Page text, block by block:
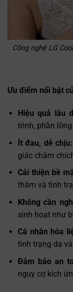
Công nghệ LG
Ưu điểm nổi bật
Hiệu quả lâu
trình, phần
Ít đau, dễ chịu:
giác châm
Cải thiện bề
thâm và tình
Không cần
sinh hoạt như
Cá nhân hóa
tình trạng da
Đảm bảo an
nguy cơ kích